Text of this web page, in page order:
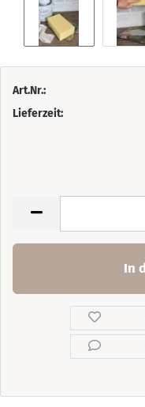
Art.Nr.:
Lieferzeit: